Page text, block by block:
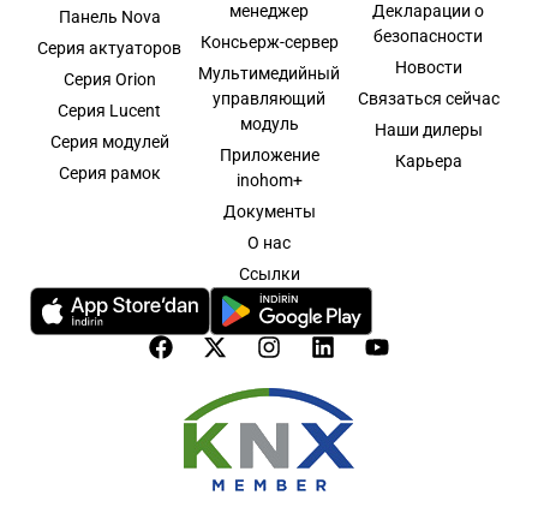
Панель Nova
Серия актуаторов
Серия Orion
Серия Lucent
Серия модулей
Серия рамок
менеджер
Консьерж-сервер
Мультимедийный
управляющий
модуль
Приложение
inohom+
Документы
О нас
Ссылки
Декларации о
безопасности
Новости
Связаться сейчас
Наши дилеры
Карьера